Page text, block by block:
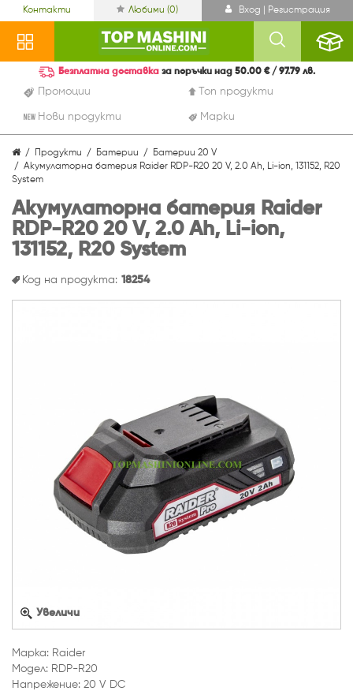
Контакти Любими (0) Вход | Регистрация
Промоции Топ продукти
Нови продукти Марки
Безплатна доставка за поръчки над 50.00 € / 97.79 лв.
Продукти Батерии
Батерии 20 V
Акумулаторна батерия Raider RDP-R20 20 V, 2.0 Ah, Li-ion, 131152, R20
System
Акумулаторна батерия Raider
RDP-R20 20 V, 2.0 Ah, Li-ion,
131152, R20 System
Код на продукта: 18254
Увеличи
Марка: Raider
Модел: RDP-R20
Напрежение: 20 V DC